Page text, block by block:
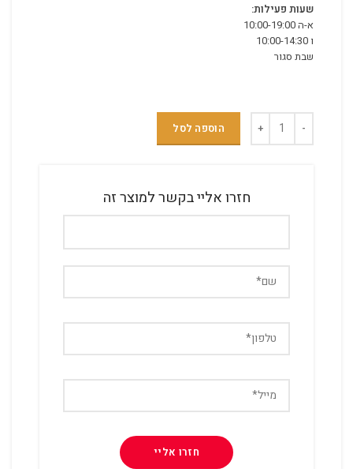
שעות פעילות:
א-ה 10:00-19:00
ו 10:00-14:30
שבת סגור
הוספה לסל
חזרו אליי בקשר למוצר זה